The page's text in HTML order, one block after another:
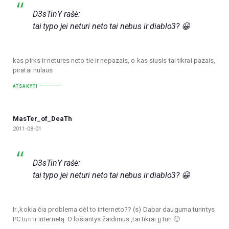
D3sTinY rašė:
tai typo jei neturi neto tai nebus ir diablo3? 😀
kas pirks ir netures neto tie ir nepazais, o kas siusis tai tikrai pazais,
piratai nulaus
ATSAKYTI
MasTer_of_DeaTh
2011-08-01
D3sTinY rašė:
tai typo jei neturi neto tai nebus ir diablo3? 😀
Ir ,kokia čia problema dėl to interneto?? (s) Dabar dauguma turintys
PC turi ir internetą. O lošiantys žaidimus ,tai tikrai jį turi 🙂